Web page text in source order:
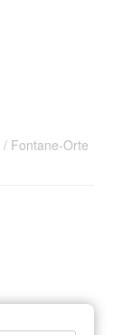
Fontane-Orte